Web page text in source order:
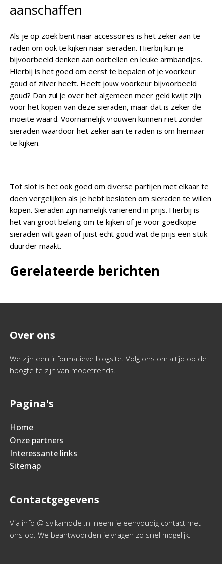
aanschaffen
Als je op zoek bent naar accessoires is het zeker aan te
raden om ook te kijken naar sieraden. Hierbij kun je
bijvoorbeeld denken aan oorbellen en leuke armbandjes.
Hierbij is het goed om eerst te bepalen of je voorkeur
goud of zilver heeft. Heeft jouw voorkeur bijvoorbeeld
goud? Dan zul je over het algemeen meer geld kwijt zijn
voor het kopen van deze sieraden, maar dat is zeker de
moeite waard. Voornamelijk vrouwen kunnen niet zonder
sieraden waardoor het zeker aan te raden is om hiernaar
te kijken.
Tot slot is het ook goed om diverse partijen met elkaar te
doen vergelijken als je hebt besloten om sieraden te willen
kopen. Sieraden zijn namelijk variërend in prijs. Hierbij is
het van groot belang om te kijken of je voor goedkope
sieraden wilt gaan of juist echt goud wat de prijs een stuk
duurder maakt.
Gerelateerde berichten
Over ons
We zijn een informatieve blogsite. Volg ons om altijd op de
hoogte te zijn van modetrends.
Pagina's
Home
Onze partners
Interessante links
Sitemap
Contactgegevens
Via info @ sylkamode .nl neem je eenvoudig contact met
ons op. We beantwoorden je vragen zo snel mogelijk.